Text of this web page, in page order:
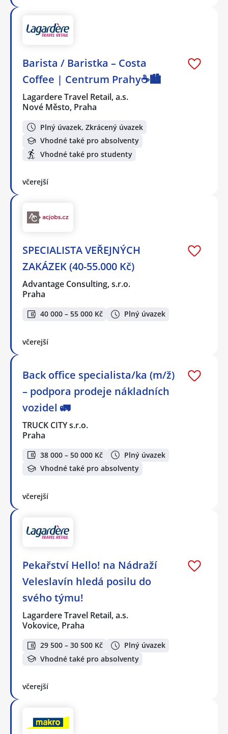
Barista / Baristka – Costa
Coffee | Centrum Prahy☕️🏙️
Lagardere Travel Retail, a.s.
Nové Město, Praha
Plný úvazek, Zkrácený úvazek
Vhodné také pro absolventy
Vhodné také pro studenty
včerejší
SPECIALISTA VEŘEJNÝCH
ZAKÁZEK (40-55.000 Kč)
Advantage Consulting, s.r.o.
Praha
40 000 – 55 000 Kč Plný úvazek
včerejší
Back office specialista/ka (m/ž)
– podpora prodeje nákladních
vozidel 🚛
TRUCK CITY s.r.o.
Praha
38 000 – 50 000 Kč
Plný úvazek
Vhodné také pro absolventy
včerejší
Pekařství Hello! na Nádraží
Veleslavín hledá posilu do
svého týmu!
Lagardere Travel Retail, a.s.
Vokovice, Praha
29 500 – 30 500 Kč
Plný úvazek
Vhodné také pro absolventy
včerejší